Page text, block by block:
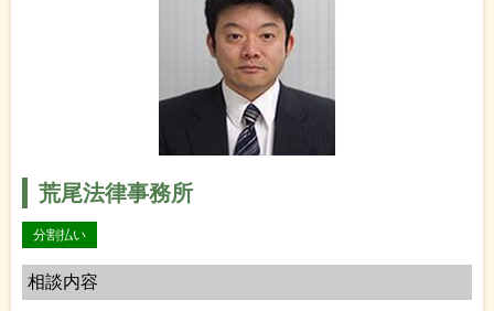
荒尾法律事務所
分割払い
相談内容